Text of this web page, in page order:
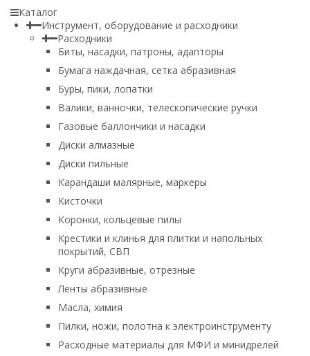
Каталог
Инструмент, оборудование и расходники
Расходники
Биты, насадки, патроны, адапторы
Бумага наждачная, сетка абразивная
Буры, пики, лопатки
Валики, ванночки, телескопические ручки
Газовые баллончики и насадки
Диски алмазные
Диски пильные
Карандаши малярные, маркеры
Кисточки
Коронки, кольцевые пилы
Крестики и клинья для плитки и напольных
покрытий, СВП
Круги абразивные, отрезные
Ленты абразивные
Масла, химия
Пилки, ножи, полотна к электроинструменту
Расходные материалы для МФИ и минидрелей